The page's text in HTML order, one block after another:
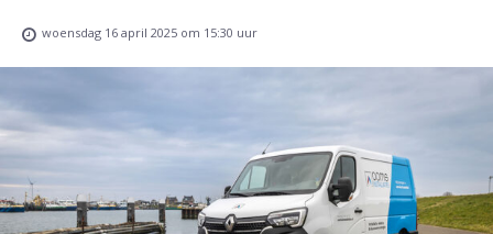
woensdag 16 april 2025 om 15:30 uur